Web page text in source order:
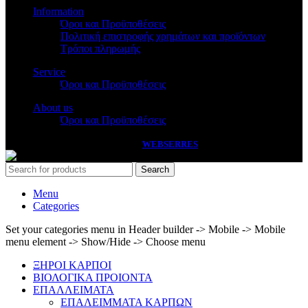
Information
Όροι και Προϋποθέσεις
Πολιτική επιστροφής χρημάτων και προϊόντων
Τρόποι πληρωμής
Service
Όροι και Προϋποθέσεις
About us
Όροι και Προϋποθέσεις
WEBSERRES
Search
Menu
Categories
Set your categories menu in Header builder -> Mobile -> Mobile
menu element -> Show/Hide -> Choose menu
ΞΗΡΟΙ ΚΑΡΠΟΙ
ΒΙΟΛΟΓΙΚΑ ΠΡΟΙΟΝΤΑ
ΕΠΑΛΛΕΙΜΑΤΑ
ΕΠΑΛΕΙΜΜΑΤΑ ΚΑΡΠΩΝ